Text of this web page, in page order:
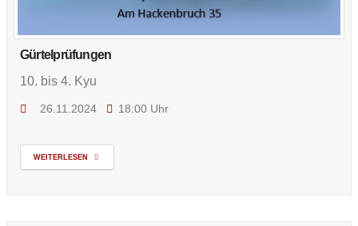
Gürtelprüfungen
10. bis 4. Kyu
26.11.2024 18:00 Uhr
WEITERLESEN